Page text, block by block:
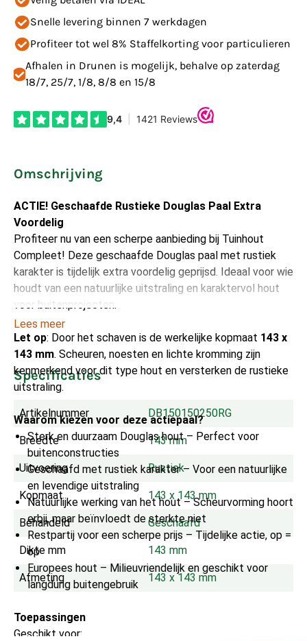
Snelle levering binnen 7 werkdagen
Profiteer tot wel 8% Staffelkorting voor particulieren
Afhalen in Drunen is mogelijk, behalve op zaterdag
18/7, 25/7, 1/8, 8/8 en 15/8
Omschrijving
ACTIE! Geschaafde Rustieke Douglas Paal Extra
Voordelig
Profiteer nu van een scherpe aanbieding bij Tuinhout
Compleet! Deze geschaafde Douglas paal met rustiek
karakter is tijdelijk extra voordelig geprijsd. Ideaal voor wie
houdt van een natuurlijke uitstraling en karaktervol hout
voor buitenprojecten.
Let op: Door het schaven is de werkelijke kopmaat 143 x
143 mm. Scheuren, noesten en lichte kromming zijn
kenmerkend voor dit type hout en versterken de rustieke
uitstraling.
Waarom kiezen voor deze actiepaal?
Sterk en duurzaam Douglas hout – Perfect voor
buitenconstructies
Geschaafd met rustiek karakter – Voor een natuurlijke
en levendige uitstraling
Natuurlijke werking van het hout – Scheurvorming hoort
erbij, maar beïnvloedt de sterkte niet
Restpartij voor een scherpe prijs – Tijdelijke actie, op =
op
Europees hout – Milieuvriendelijk en geschikt voor
langdurig buitengebruik
Toepassingen
Geschikt voor:
Lees meer
Specificaties
Artikelnummer DB150150250RG
Breedte 143 mm
Uitvoering Rustiek
Kopmaat 143 x 143 mm
Behandeld Geschaafd
Dikte mm 143 mm
Afmeting 143 x 143 mm